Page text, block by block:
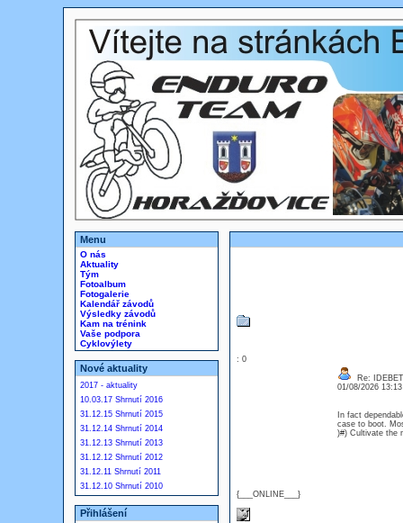
Menu
O nás
Aktuality
Tým
Fotoalbum
Fotogalerie
Kalendář závodů
Výsledky závodů
Kam na trénink
Vaše podpora
Cyklovýlety
Nové aktuality
2017 - aktuality
10.03.17 Shrnutí 2016
31.12.15 Shrnutí 2015
31.12.14 Shrnutí 2014
31.12.13 Shrnutí 2013
31.12.12 Shrnutí 2012
31.12.11 Shrnutí 2011
31.12.10 Shrnutí 2010
Přihlášení
: 0
{___ONLINE___}
Re: IDEBET
01/08/2026
In fact
case to boot.
)#) Cultivate